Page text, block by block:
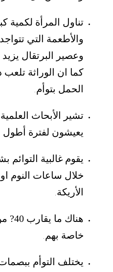
تناول المرأة
والأطعمة التي
وعصير البرتقال
كما ان الوراثة
الحمل بتوأم.
تشير الأبحاث
يعيشون لفترة
يقوم غالبية
خلال ساعات النوم
الأريكة.
هناك
خاصة بهم .
يختلف التوأم